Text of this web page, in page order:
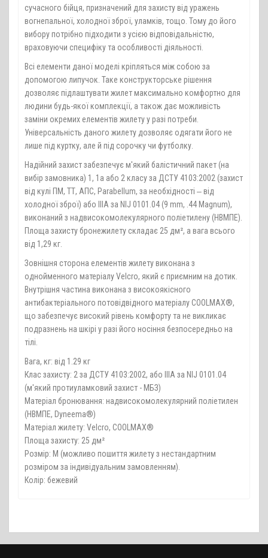
сучасного бійця, призначений для захисту від уражень
вогнепальної, холодної зброї, уламків, тощо. Тому до його
вибору потрібно підходити з усією відповідальністю,
враховуючи специфіку та особливості діяльності.
Всі елементи даної моделі кріпляться між собою за
допомогою липучок. Таке конструкторське рішення
дозволяє підлаштувати жилет максимально комфортно для
людини будь-якої комплекції, а також дає можливість
заміни окремих елементів жилету у разі потреби.
Універсальність даного жилету дозволяє одягати його не
лише під куртку, але й під сорочку чи футболку.
Надійний захист забезпечує м'який балістичний пакет (на
вибір замовника) 1, 1а або 2 класу за ДСТУ 4103:2002 (захист
від кулі ПМ, ТТ, АПС, Parabellum, за необхідності ‒ від
холодної зброї) або IIIA за NIJ 0101.04 (9 mm, .44 Magnum),
виконаний з надвисокомолекулярного поліетилену (НВМПЕ).
Площа захисту бронежилету складає 25 дм², а вага всього
від 1,29 кг.
Зовнішня сторона елементів жилету виконана з
однойменного матеріалу Velcro, який є приємним на дотик.
Внутрішня частина виконана з високоякісного
антибактеріального потовідвідного матеріалу COOLMAX®,
що забезпечує високий рівень комфорту та не викликає
подразнень на шкірі у разі його носіння безпосередньо на
тілі.
Вага, кг: від 1.29 кг
Клас захисту: 2 за ДСТУ 4103:2002, або IIIA за NIJ 0101.04
(м'який протиуламковий захист - МБЗ)
Матеріал бронювання: надвисокомолекулярний поліетилен
(НВМПЕ, Dyneema®)
Матеріал жилету: Velcro, COOLMAX®
Площа захисту: 25 дм²
Розмір: М (можливо пошиття жилету з нестандартним
розміром за індивідуальним замовленням).
Колір: бежевий